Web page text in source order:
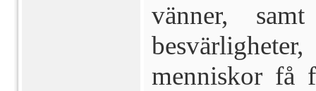
vänner,
menniskor få